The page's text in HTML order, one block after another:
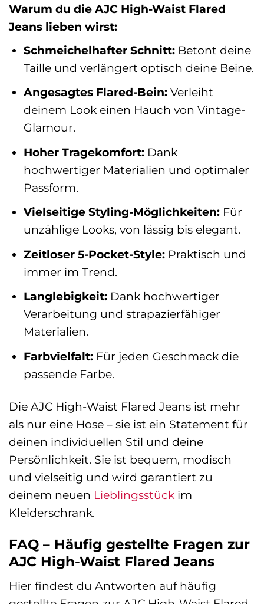
Warum du die AJC High-Waist Flared
Jeans lieben wirst:
Schmeichelhafter Schnitt:Betont deine
Taille und verlängert optisch deine Beine.
Angesagtes Flared-Bein:Verleiht
deinem Look einen Hauch von Vintage-
Glamour.
Hoher Tragekomfort:Dank
hochwertiger Materialien und optimaler
Passform.
Vielseitige Styling-Möglichkeiten:Für
unzählige Looks, von lässig bis elegant.
Zeitloser 5-Pocket-Style:Praktisch und
immer im Trend.
Langlebigkeit:Dank hochwertiger
Verarbeitung und strapazierfähiger
Materialien.
Farbvielfalt:Für jeden Geschmack die
passende Farbe.
Die AJC High-Waist Flared Jeans ist mehr
als nur eine Hose – sie ist ein Statement für
deinen individuellen Stil und deine
Persönlichkeit. Sie ist bequem, modisch
und vielseitig und wird garantiert zu
deinem neuen Lieblingsstück im
Kleiderschrank.
FAQ – Häufig gestellte Fragen zur
AJC High-Waist Flared Jeans
Hier findest du Antworten auf häufig